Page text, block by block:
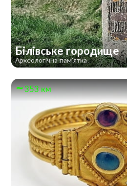
Білівське городище
Археологічна пам'ятка
353 км